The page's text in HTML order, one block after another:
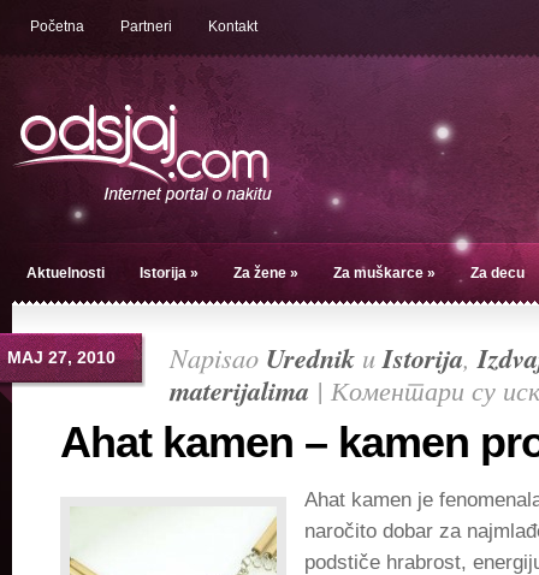
Početna Partneri Kontakt
Aktuelnosti Istorija » Za žene » Za muškarce » Za decu
МАЈ 27, 2010 Napisao Urednik uIstorija,
materijalima | Коментари су
Ahat kamen – kamen
Ahat kamen je
naročito dobar za
podstiče hrabrost,